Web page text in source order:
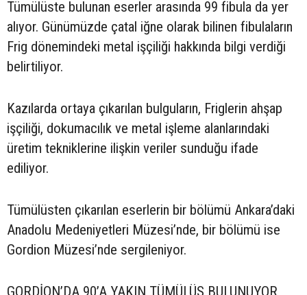
Tümülüste bulunan eserler arasında 99 fibula da yer
alıyor. Günümüzde çatal iğne olarak bilinen fibulaların
Frig dönemindeki metal işçiliği hakkında bilgi verdiği
belirtiliyor.
Kazılarda ortaya çıkarılan bulguların, Friglerin ahşap
işçiliği, dokumacılık ve metal işleme alanlarındaki
üretim tekniklerine ilişkin veriler sunduğu ifade
ediliyor.
Tümülüsten çıkarılan eserlerin bir bölümü Ankara’daki
Anadolu Medeniyetleri Müzesi’nde, bir bölümü ise
Gordion Müzesi’nde sergileniyor.